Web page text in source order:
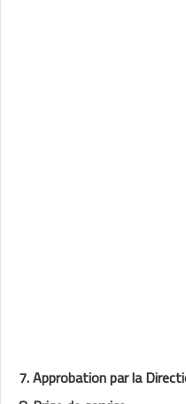
7. Approbation par la